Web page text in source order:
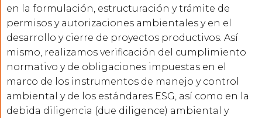
en la formulación, estructuración y trámite de
permisos y autorizaciones ambientales y en el
desarrollo y cierre de proyectos productivos. Así
mismo, realizamos verificación del cumplimiento
normativo y de obligaciones impuestas en el
marco de los instrumentos de manejo y control
ambiental y de los estándares ESG, así como en la
debida diligencia (due diligence) ambiental y